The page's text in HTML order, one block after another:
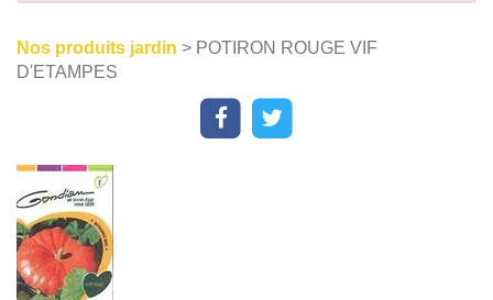
Nos produits jardin > POTIRON ROUGE VIF
D'ETAMPES